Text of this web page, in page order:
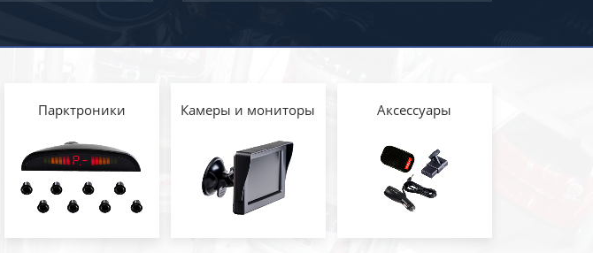
Парктроники Камеры и мониторы Аксессуары